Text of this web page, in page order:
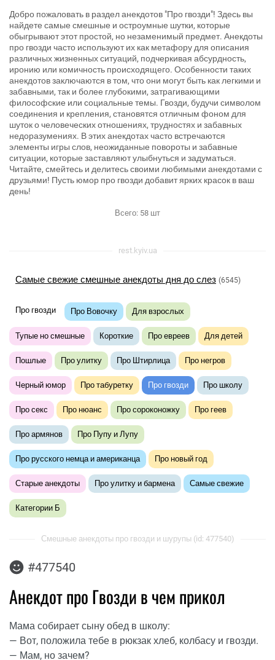
Добро пожаловать в раздел анекдотов "Про гвозди"! Здесь вы
найдете самые смешные и остроумные шутки, которые
обыгрывают этот простой, но незаменимый предмет. Анекдоты
про гвозди часто используют их как метафору для описания
различных жизненных ситуаций, подчеркивая абсурдность,
иронию или комичность происходящего. Особенности таких
анекдотов заключаются в том, что они могут быть как легкими и
забавными, так и более глубокими, затрагивающими
философские или социальные темы. Гвозди, будучи символом
соединения и крепления, становятся отличным фоном для
шуток о человеческих отношениях, трудностях и забавных
недоразумениях. В этих анекдотах часто встречаются
элементы игры слов, неожиданные повороты и забавные
ситуации, которые заставляют улыбнуться и задуматься.
Читайте, смейтесь и делитесь своими любимыми анекдотами с
друзьями! Пусть юмор про гвозди добавит ярких красок в ваш
день!
Всего: 58 шт
rest.kyiv.ua
Самые свежие смешные анекдоты дня до слез (6545)
Про гвозди Про Вовочку Для взрослых
Тупые но смешные Короткие Про евреев Для детей
Пошлые Про улитку Про Штирлица Про негров
Черный юмор Про табуретку Про гвозди Про школу
Про секс Про нюанс Про сороконожку Про геев
Про армянов Про Пупу и Лупу
Про русского немца и американца Про новый год
Старые анекдоты Про улитку и бармена Самые свежие
Категории Б
Смешные анекдоты про гвозди и шурупы (id: 477540)
#477540
Анекдот про Гвозди в чем прикол
Мама собирает сыну обед в школу:
— Вот, положила тебе в рюкзак хлеб, колбасу и гвозди.
— Мам, но зачем?